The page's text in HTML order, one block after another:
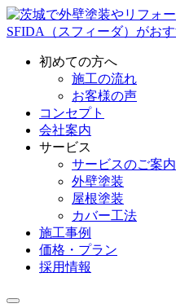
初めての方へ
施工の流れ
お客様の声
コンセプト
会社案内
サービス
サービスのご案内
外壁塗装
屋根塗装
カバー工法
施工事例
価格・プラン
採用情報